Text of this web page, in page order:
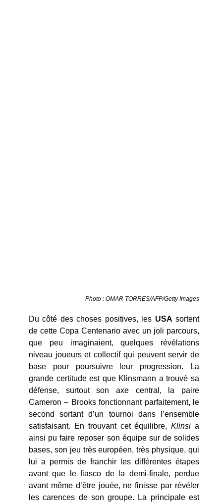
Photo : OMAR TORRES/AFP/Getty Images
Du côté des choses positives, les USA sortent
de cette Copa Centenario avec un joli parcours,
que peu imaginaient, quelques révélations
niveau joueurs et collectif qui peuvent servir de
base pour poursuivre leur progression. La
grande certitude est que Klinsmann a trouvé sa
défense, surtout son axe central, la paire
Cameron – Brooks fonctionnant parfaitement, le
second sortant d’un tournoi dans l’ensemble
satisfaisant. En trouvant cet équilibre,Klinsi a
ainsi pu faire reposer son équipe sur de solides
bases, son jeu très européen, très physique, qui
lui a permis de franchir les différentes étapes
avant que le fiasco de la demi-finale, perdue
avant même d’être jouée, ne finisse par révéler
les carences de son groupe. La principale est